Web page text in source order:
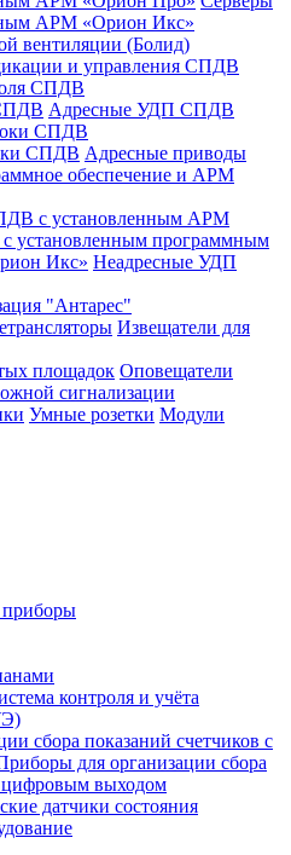
АРМ «Орион Икс»
вентиляции (Болид)
и управления СПДВ
СПДВ
Адресные УДП СПДВ
СПДВ
СПДВ Адресные приводы
обеспечение и АРМ
с установленным АРМ
установленным программным
Икс» Неадресные УДП
"Антарес"
Извещатели для
площадок Оповещатели
сигнализации
Умные розетки Модули
контроля и учёта
сбора показаний счетчиков с
для организации сбора
цифровым выходом
датчики состояния